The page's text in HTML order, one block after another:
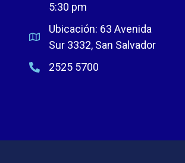
5:30 pm
Ubicación: 63 Avenida
Sur 3332, San Salvador
2525 5700